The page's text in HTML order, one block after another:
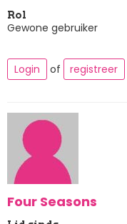
Rol
Gewone gebruiker
Login of registreer
Four Seasons